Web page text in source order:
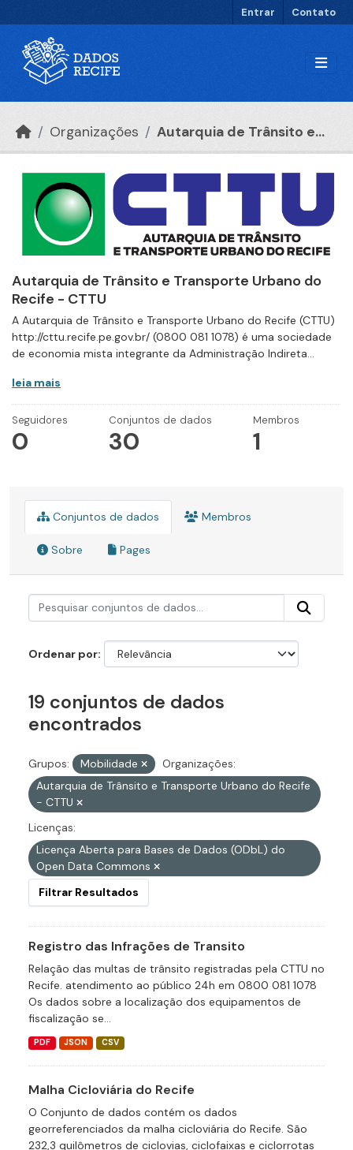
Entrar Contato
Organizações Autarquia de Trânsito e...
Autarquia de Trânsito e Transporte Urbano do
Recife - CTTU
A Autarquia de Trânsito e Transporte Urbano do Recife (CTTU)
http://cttu.recife.pe.gov.br/ (0800 081 1078) é uma sociedade
de economia mista integrante da Administração Indireta...
leia mais
Seguidores
0
Conjuntos de dados
30
Membros
1
Conjuntos de dados Membros
Sobre Pages
Ordenar por
19 conjuntos de dados
encontrados
Grupos: Mobilidade
Organizações:
Autarquia de Trânsito e Transporte Urbano do Recife
- CTTU
Licenças:
Licença Aberta para Bases de Dados (ODbL) do
Open Data Commons
Filtrar Resultados
Registro das Infrações de Transito
Relação das multas de trânsito registradas pela CTTU no
Recife. atendimento ao público 24h em 0800 081 1078
Os dados sobre a localização dos equipamentos de
fiscalização se...
PDF JSON CSV
Malha Cicloviária do Recife
O Conjunto de dados contém os dados
georreferenciados da malha cicloviária do Recife. São
232,3 quilômetros de ciclovias, ciclofaixas e ciclorrotas